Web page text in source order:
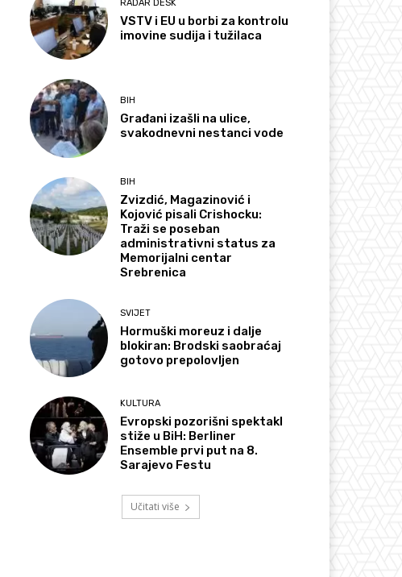
RADAR DESK
VSTV i EU u borbi za kontrolu
imovine sudija i tužilaca
BIH
Građani izašli na ulice,
svakodnevni nestanci vode
BIH
Zvizdić, Magazinović i
Kojović pisali Crishocku:
Traži se poseban
administrativni status za
Memorijalni centar
Srebrenica
SVIJET
Hormuški moreuz i dalje
blokiran: Brodski saobraćaj
gotovo prepolovljen
KULTURA
Evropski pozorišni spektakl
stiže u BiH: Berliner
Ensemble prvi put na 8.
Sarajevo Festu
Učitati više